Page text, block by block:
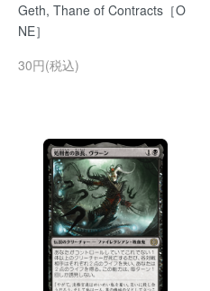
Geth, Thane of Contracts［O
NE］
30円(税込)